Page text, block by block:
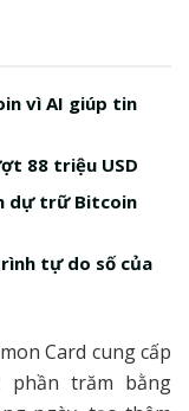
vì AI giúp tin
88 triệu USD
dự trữ Bitcoin
tự do số của
Card cung cấp
trăm bằng